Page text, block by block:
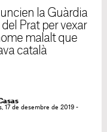
la Guàrdia
Prat per vexar
malalt que
català
17 de desembre de 2019 -